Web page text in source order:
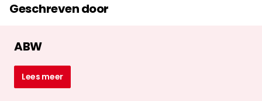
Geschreven door
ABW
Lees meer